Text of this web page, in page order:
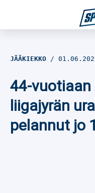
Jalkapallo
Yleisurheilu
JÄÄKIEKKO
44-vuotiaan
liigajyrän
pelannut jo